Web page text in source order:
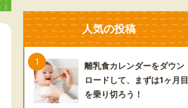
人気の投稿
離乳食カレンダーをダウン
ロードして、まずは1ヶ月目
を乗り切ろう！